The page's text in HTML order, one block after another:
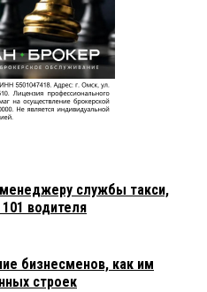
службы такси,
водителя
бизнесменов, как им
строек